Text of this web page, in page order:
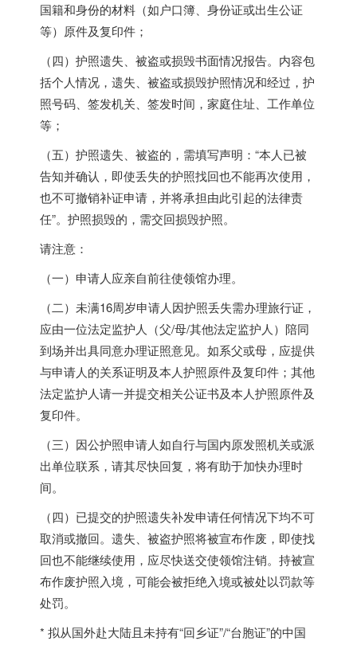
国籍和身份的材料（如户口簿、身份证或出生公证
等）原件及复印件；
（四）护照遗失、被盗或损毁书面情况报告。内容包
括个人情况，遗失、被盗或损毁护照情况和经过，护
照号码、签发机关、签发时间，家庭住址、工作单位
等；
（五）护照遗失、被盗的，需填写声明：“本人已被
告知并确认，即使丢失的护照找回也不能再次使用，
也不可撤销补证申请，并将承担由此引起的法律责
任”。护照损毁的，需交回损毁护照。
请注意：
（一）申请人应亲自前往使领馆办理。
（二）未满16周岁申请人因护照丢失需办理旅行证，
应由一位法定监护人（父/母/其他法定监护人）陪同
到场并出具同意办理证照意见。如系父或母，应提供
与申请人的关系证明及本人护照原件及复印件；其他
法定监护人请一并提交相关公证书及本人护照原件及
复印件。
（三）因公护照申请人如自行与国内原发照机关或派
出单位联系，请其尽快回复，将有助于加快办理时
间。
（四）已提交的护照遗失补发申请任何情况下均不可
取消或撤回。遗失、被盗护照将被宣布作废，即使找
回也不能继续使用，应尽快送交使领馆注销。持被宣
布作废护照入境，可能会被拒绝入境或被处以罚款等
处罚。
* 拟从国外赴大陆且未持有“回乡证”/“台胞证”的中国